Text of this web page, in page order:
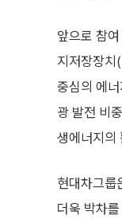
앞으로 참
지저장장치
중심의 에
광 발전 비
생에너지의
현대차그룹
더욱 박차